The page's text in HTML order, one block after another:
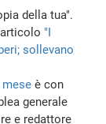
della tua".
"I
sollevano
è con
generale
e redattore